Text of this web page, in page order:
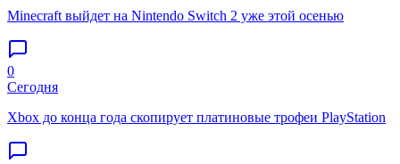
Minecraft выйдет на Nintendo Switch 2 уже этой осенью
0
Сегодня
Xbox до конца года скопирует платиновые трофеи PlayStation